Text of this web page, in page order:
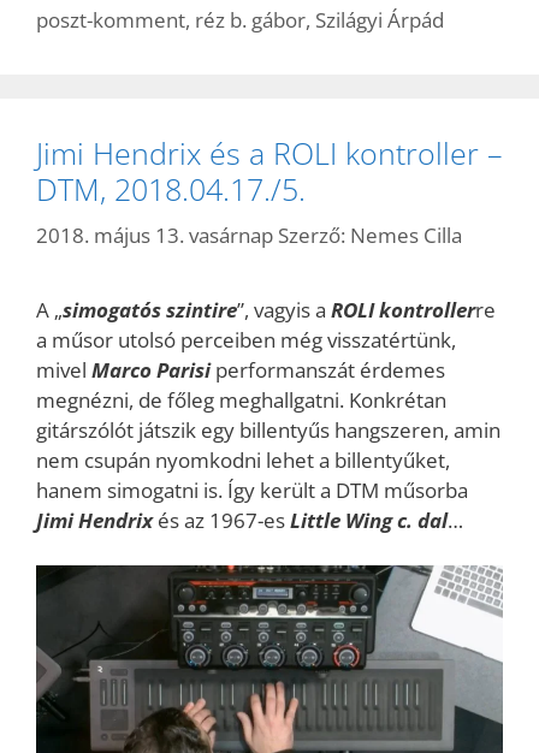
poszt-komment, réz b. gábor, Szilágyi Árpád
Jimi Hendrix és a ROLI kontroller –
DTM, 2018.04.17./5.
2018. május 13. vasárnap Szerző: Nemes Cilla
A „simogatós szintire”, vagyis a ROLI kontrollerre
a műsor utolsó perceiben még visszatértünk,
mivel Marco Parisi performanszát érdemes
megnézni, de főleg meghallgatni. Konkrétan
gitárszólót játszik egy billentyűs hangszeren, amin
nem csupán nyomkodni lehet a billentyűket,
hanem simogatni is. Így került a DTM műsorba
Jimi Hendrix és az 1967-esLittle Wing c. dal…